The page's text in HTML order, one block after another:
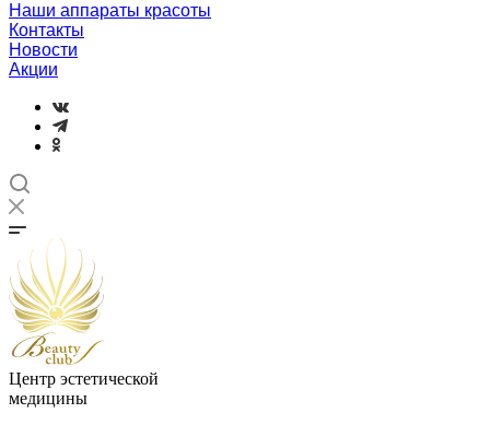
Наши аппараты красоты
Контакты
Новости
Акции
Центр эстетической
медицины